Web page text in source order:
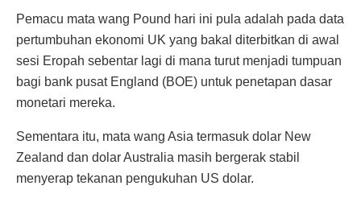
Pemacu mata wang Pound hari ini pula adalah pada data
pertumbuhan ekonomi UK yang bakal diterbitkan di awal
sesi Eropah sebentar lagi di mana turut menjadi tumpuan
bagi bank pusat England (BOE) untuk penetapan dasar
monetari mereka.
Sementara itu, mata wang Asia termasuk dolar New
Zealand dan dolar Australia masih bergerak stabil
menyerap tekanan pengukuhan US dolar.